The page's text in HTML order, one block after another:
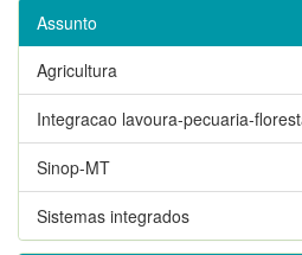
Assunto
Agricultura
Integracao lavoura-pecuaria-
Sinop-MT
Sistemas integrados